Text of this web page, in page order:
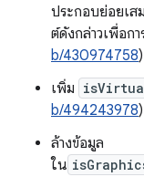
ประกอบย่อยเส
ต์ดังกล่าวเพื่อก
b/430974758)
เพิ่ม
b/494243978)
ล้างข้อมูล
ใน